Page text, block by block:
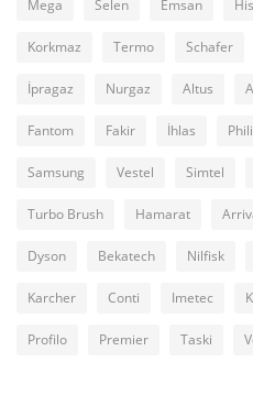
Mega Selen Emsan
Korkmaz Termo Schafer
İpragaz Nurgaz Altus
Fantom Fakir İhlas
Samsung Vestel Simtel
Turbo Brush Hamarat
Dyson Bekatech Nilfisk
Karcher Conti Imetec
Profilo Premier Taski